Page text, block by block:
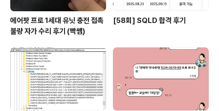
에어팟 프로 1세대 유닛 충전 접촉
불량 자가 수리 후기 (빡쎔)
[58회] SQLD 합격 후기